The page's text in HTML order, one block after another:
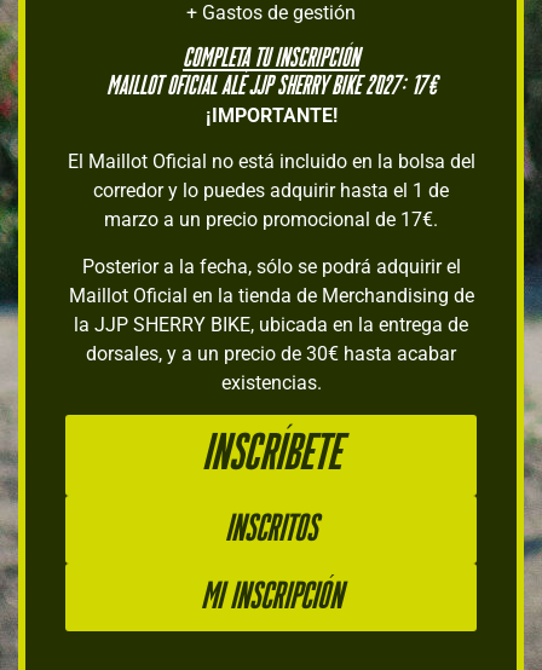
+ Gastos de gestión
COMPLETA TU INSCRIPCIÓN
Maillot Oficial ALÉ jjp sherry bike 2027: 17€
¡IMPORTANTE!
El Maillot Oficial no está incluido en la bolsa del
corredor y lo puedes adquirir hasta el 1 de
marzo a un precio promocional de 17€.
Posterior a la fecha, sólo se podrá adquirir el
Maillot Oficial en la tienda de Merchandising de
la JJP SHERRY BIKE, ubicada en la entrega de
dorsales, y a un precio de 30€ hasta acabar
existencias.
INSCRÍBETE
Inscritos
Mi inscripción